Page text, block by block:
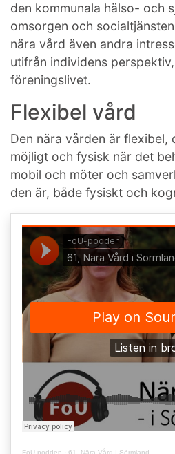
den kommunala hälso- och
omsorgen och
nära vård även andra
utifrån individens
föreningslivet.
Flexibel vård
Den nära vården är flexibel,
möjligt och fysisk när det
mobil och möter och
den är, både fysiskt och
FoU-podden · 61, Nära Vård I Sörmland